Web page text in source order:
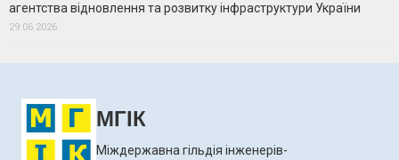
агентства відновлення та розвитку інфраструктури України
29.06.2026
МГІК
Міждержавна гільдія інженерів-